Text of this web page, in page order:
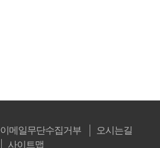
이메일무단수집거부
오시는길
사이트맵